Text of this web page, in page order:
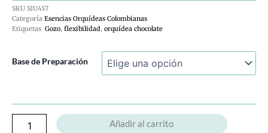
SKU SIU457
Categoría Esencias Orquídeas Colombianas
Etiquetas Gozo, flexibilidad, orquídea chocolate
Base de Preparación
Orquídea
Añadir al carrito